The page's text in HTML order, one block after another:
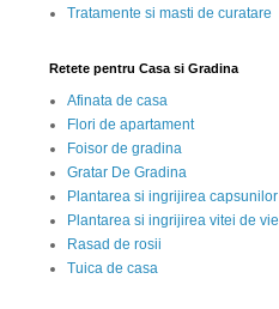
Tratamente si masti de curatare
Retete pentru Casa si Gradina
Afinata de casa
Flori de apartament
Foisor de gradina
Gratar De Gradina
Plantarea si ingrijirea capsunilor
Plantarea si ingrijirea vitei de vie
Rasad de rosii
Tuica de casa